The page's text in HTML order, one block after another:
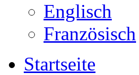
Englisch
Französisch
Startseite